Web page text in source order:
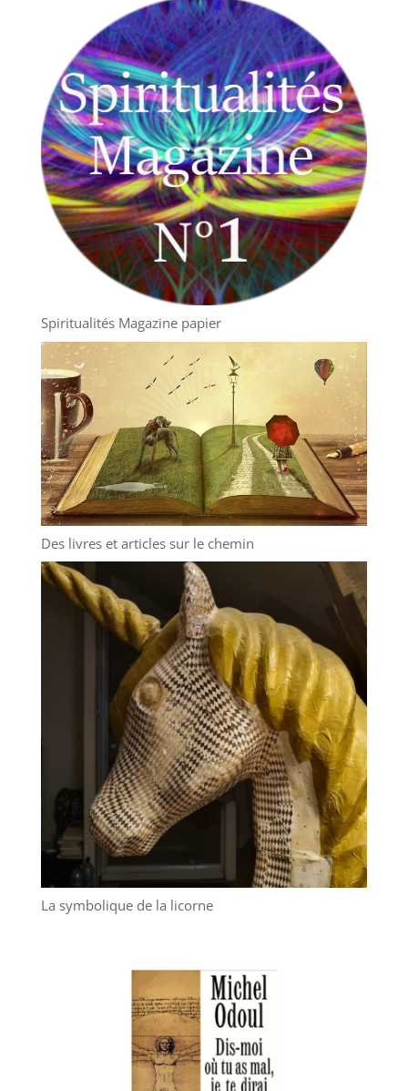
Spiritualités Magazine papier
Des livres et articles sur le chemin
La symbolique de la licorne